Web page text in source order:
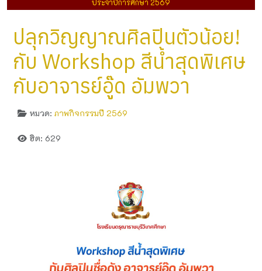
ประจำปีการศึกษา 2569
ปลุกวิญญาณศิลปินตัวน้อย!
กับ Workshop สีน้ำสุดพิเศษ
กับอาจารย์อู๊ด อัมพวา
หมวด: ภาพกิจกรรมปี 2569
ฮิต: 629